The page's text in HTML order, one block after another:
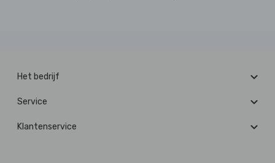
Het bedrijf
Service
Klantenservice